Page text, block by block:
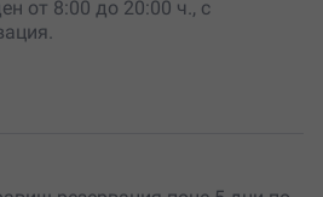
истории (2 часа, 35 км)
инструктори, сигурна
та – идеални и за напълно
АТВ те очаква джип трансфер
от 8:00 до 20:00 ч., с